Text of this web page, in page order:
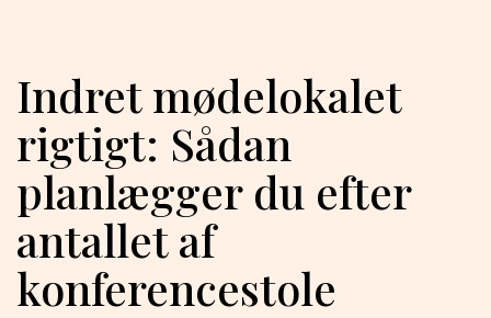
Indret mødelokalet
rigtigt: Sådan
planlægger du efter
antallet af
konferencestole